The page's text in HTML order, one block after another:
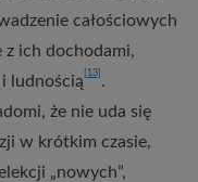
całościowych
z ich dochodami,
ludnością [13] .
że nie uda się
w krótkim czasie,
„nowych”,